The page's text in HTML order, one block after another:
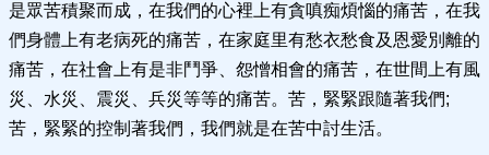
是眾苦積聚而成，在我們的心裡上有貪嗔痴煩惱的痛苦，在我
們身體上有老病死的痛苦，在家庭里有愁衣愁食及恩愛別離的
痛苦，在社會上有是非鬥爭、怨憎相會的痛苦，在世間上有風
災、水災、震災、兵災等等的痛苦。苦，緊緊跟隨著我們;
苦，緊緊的控制著我們，我們就是在苦中討生活。